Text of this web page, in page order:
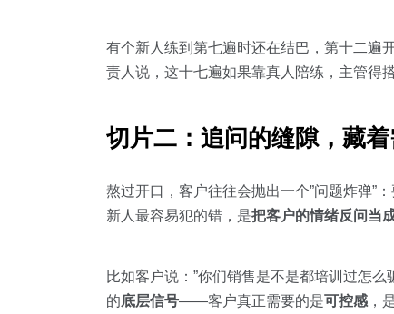
有个新人练到第七遍时还在结巴，第十二遍
责人说，这十七遍如果靠真人陪练，主管得
切片二：追问的缝隙，藏
熬过开口，客户往往会抛出一个”问题炸弹”
新人最容易犯的错，是把客户的情绪反问当
比如客户说：”你们销售是不是都培训过怎
的底层信号——客户真正需要的是可控感 ，